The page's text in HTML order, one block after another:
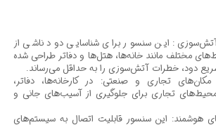
این سنسور برای شناسایی دود ناشی از
مختلف مانند خانه‌ها، هتل‌ها و دفاتر طراحی شده
دود، خطرات آتش‌سوزی را به حداقل می‌رساند.
تجاری و صنعتی: در کارخانه‌ها، دفاتر،
تجاری برای جلوگیری از آسیب‌های جانی و
هوشمند: این سنسور قابلیت اتصال به سیستم‌های